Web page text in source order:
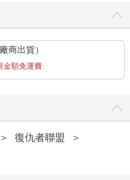
商出貨）
金額免運費
＞ 復仇者聯盟
＞